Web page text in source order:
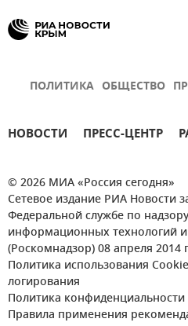
ПОЛИТИКА ОБЩЕСТВО
НОВОСТИ ПРЕСС-ЦЕНТР
© 2026 МИА «Россия сегодня»
Сетевое издание РИА Новости
Федеральной службе по
информационных технологий
(Роскомнадзор) 08 апреля 2014
Политика использования
логирования
Политика конфиденциальности
Правила применения